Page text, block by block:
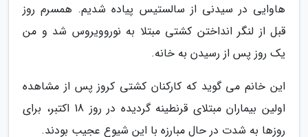
هاوایی در سیدنی از سالستیس پیاده شدیم. همسرم روز
قبل از لنگر انداختن کشتی مبتلا به نوروویروس شد و من
یک روز پس از رسیدن به خانه.
این خانم می گوید که کارکنان کشتی کروز پس از مشاهده
اولین بیماران مبتلای قرنطینه گردیده در روز 18 اکتبر، برای
روزها به شدت در حال مبارزه با این شیوع عجیب بودند.